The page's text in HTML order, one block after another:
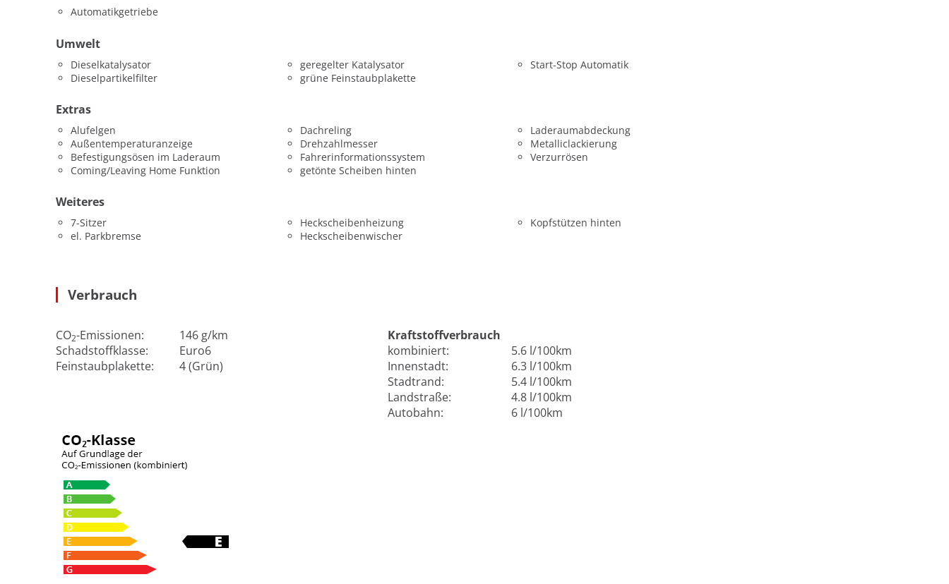
Automatikgetriebe
Umwelt
Dieselkatalysator
Dieselpartikelfilter
geregelter Katalysator
grüne Feinstaubplakette
Start-Stop Automatik
Extras
Alufelgen
Außentemperaturanzeige
Befestigungsösen im Laderaum
Coming/Leaving Home Funktion
Dachreling
Drehzahlmesser
Fahrerinformationssystem
getönte Scheiben hinten
Laderaumabdeckung
Metalliclackierung
Verzurrösen
Weiteres
7-Sitzer
el. Parkbremse
Heckscheibenheizung
Heckscheibenwischer
Kopfstützen hinten
Verbrauch
CO2-Emissionen:
146 g/km
Schadstoffklasse:
Euro6
Feinstaubplakette:
4 (Grün)
Kraftstoffverbrauch
kombiniert:
5.6 l/100km
Innenstadt:
6.3 l/100km
Stadtrand:
5.4 l/100km
Landstraße:
4.8 l/100km
Autobahn:
6 l/100km